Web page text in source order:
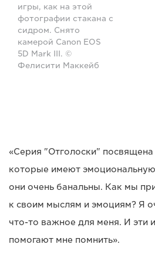
игры, как на этой
фотографии стакана с
сидром. Снято
камерой Canon EOS
5D Mark III. ©
Фелисити Маккейб
«Серия "Отголоски"
которые имеют
они очень банальны. Как мы
к своим мыслям и эмоциям? Я
что-то важное для меня. И эти
помогают мне помнить».